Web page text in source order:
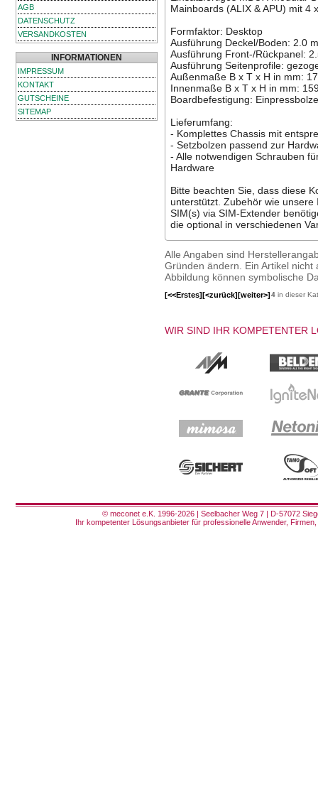
AGB
DATENSCHUTZ
VERSANDKOSTEN
INFORMATIONEN
IMPRESSUM
KONTAKT
GUTSCHEINE
SITEMAP
Mainboards (ALIX & APU) mit 4
Formfaktor: Desktop
Ausführung Deckel/Boden: 2.0
Ausführung Front-/Rückpanel:
Ausführung Seitenprofile:
Außenmaße B x T x H in mm:
Innenmaße B x T x H in mm:
Boardbefestigung:
Lieferumfang:
- Komplettes Chassis mit
- Setzbolzen passend zur
- Alle notwendigen Schrauben
Hardware
Bitte beachten Sie, dass diese
unterstützt. Zubehör wie
SIM(s) via SIM-Extender
die optional in verschiedenen
Alle Angaben sind
Gründen ändern. Ein Artikel
Abbildung können symbolische
[<<Erstes][<zurück][weiter>]4 in dieser
WIR SIND IHR KOMPETENTER
© meconet e.K. 1996-2026 | Seelbacher Weg 7 | D-57072
Ihr kompetenter Lösungsanbieter für professionelle Anwender,